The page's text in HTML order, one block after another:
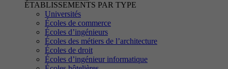
ÉTABLISSEMENTS PAR TYPE
Universités
Écoles de commerce
Écoles d’ingénieurs
Écoles des métiers de l’architecture
Écoles de droit
Écoles d’ingénieur informatique